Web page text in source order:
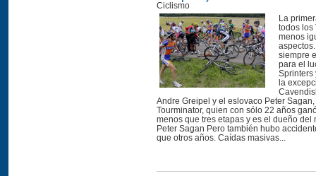
Ciclismo
La
todos los
menos
siempre
para el
Sprinters
la
Andre Greipel y el eslovaco Peter
Tourminator, quien con sólo 22 años
menos que tres etapas y es el dueño del
Peter Sagan Pero también hubo
que otros años. Caídas masivas...